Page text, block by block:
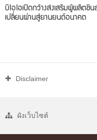
บีโอไอเปิดกว้างส่งเสริมผู้ผลิต
เปลี่ยนผ่านสู่ยานยนต์อนาคต
Disclaimer
ผังเว็บไซต์